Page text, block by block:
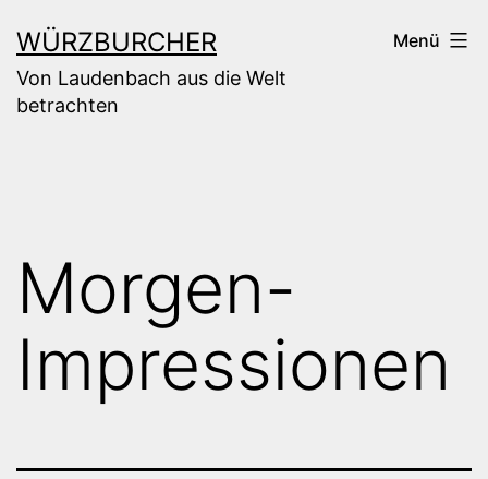
Inhalt
springen
WÜRZBURCHER
Von Laudenbach aus die Welt
betrachten
Menü
Morgen-
Impressionen